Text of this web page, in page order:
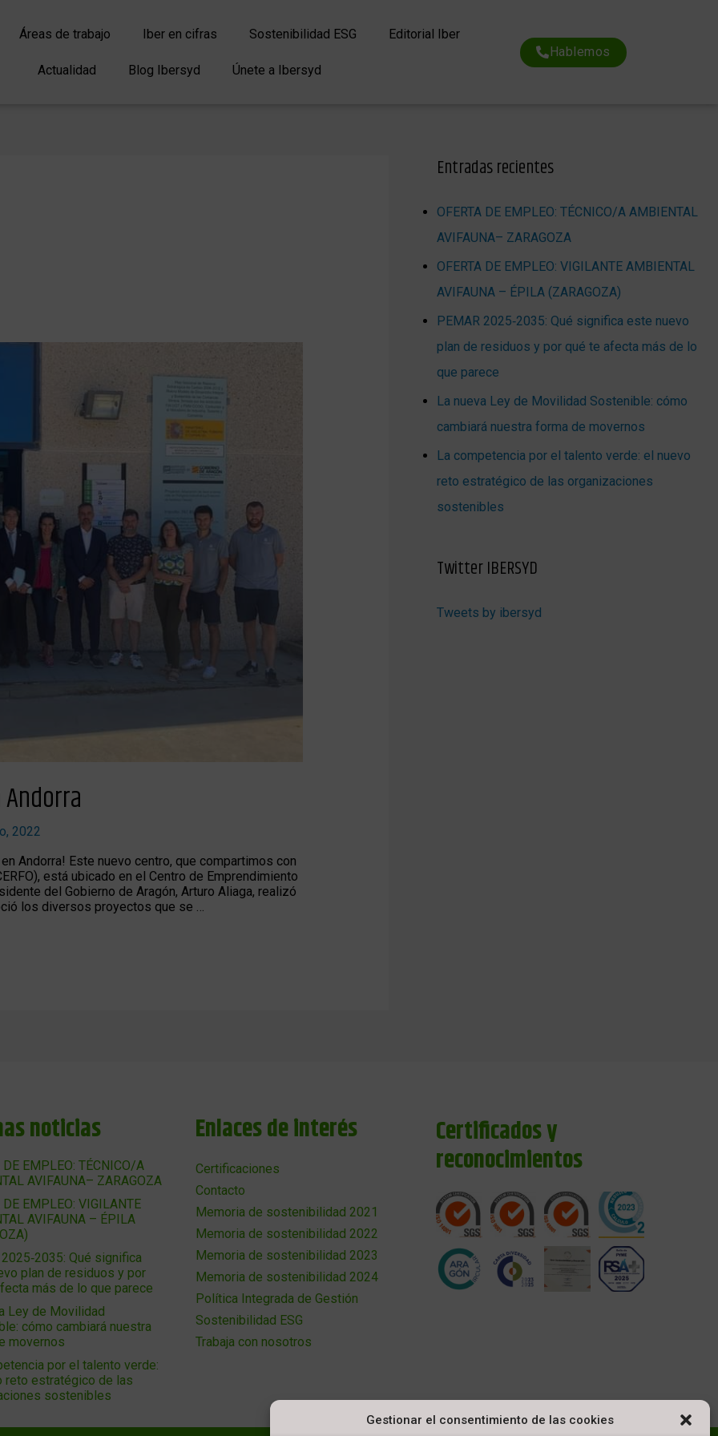
Gestionar el consentimiento de las cookies
Áreas de trabajo Iber en cifras Sostenibilidad ESG Editorial Iber
Actualidad Blog Ibersyd Únete a Ibersyd
Hablemos
2022
Andorra! Este nuevo centro, que compartimos con
está ubicado en el Centro de Emprendimiento
del Gobierno de Aragón, Arturo Aliaga, realizó
los diversos proyectos que se …
Entradas recientes
OFERTA DE EMPLEO: TÉCNICO/A AMBIENTAL
AVIFAUNA– ZARAGOZA
OFERTA DE EMPLEO: VIGILANTE AMBIENTAL
AVIFAUNA – ÉPILA (ZARAGOZA)
PEMAR 2025‑2035: Qué significa este nuevo
plan de residuos y por qué te afecta más de lo
que parece
La nueva Ley de Movilidad Sostenible: cómo
cambiará nuestra forma de movernos
La competencia por el talento verde: el nuevo
reto estratégico de las organizaciones
sostenibles
Twitter IBERSYD
Tweets by ibersyd
noticias
DE EMPLEO: TÉCNICO/A
AVIFAUNA– ZARAGOZA
DE EMPLEO: VIGILANTE
AVIFAUNA – ÉPILA
2025‑2035: Qué significa
plan de residuos y por
más de lo que parece
Ley de Movilidad
cómo cambiará nuestra
movernos
por el talento verde:
reto estratégico de las
sostenibles
Enlaces de interés
Certificaciones
Contacto
Memoria de sostenibilidad 2021
Memoria de sostenibilidad 2022
Memoria de sostenibilidad 2023
Memoria de sostenibilidad 2024
Política Integrada de Gestión
Sostenibilidad ESG
Trabaja con nosotros
Certificados y
reconocimientos